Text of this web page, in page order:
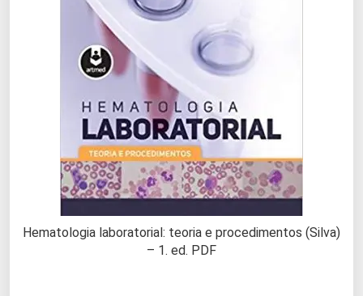
Hematologia laboratorial: teoria e procedimentos (Silva)
– 1. ed. PDF